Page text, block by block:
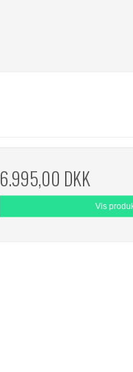
6.995,00 DKK
Vis